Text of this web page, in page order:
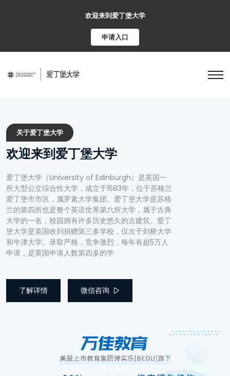
欢迎来到爱丁堡大学
申请入口
关于爱丁堡大学
欢迎来到爱丁堡大学
爱丁堡大学（University of Edinburgh）是英国一
所大型公立综合性大学，成立于1583年，位于苏格兰
爱丁堡市市区，属罗素大学集团。爱丁堡大学是苏格
兰的第四所也是整个英语世界第六所大学，属于古典
大学的一名，校园拥有许多历史悠久的古建筑。爱丁
堡大学是英国收到捐赠第三多学校，仅次于剑桥大学
和牛津大学。录取严格，竞争激烈，每年有超5万人
申请，是英国申请人数第四多的学
了解详情 微信咨询